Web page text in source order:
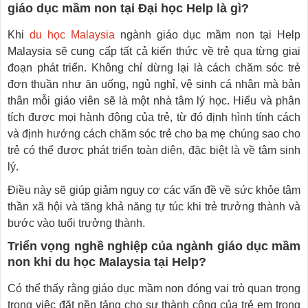
giáo dục mầm non tại Đại học Help là gì?
Khi du học Malaysia ngành giáo dục mầm non tại Help
Malaysia sẽ cung cấp tất cả kiến thức về trẻ qua từng giai
đoạn phát triển. Không chỉ dừng lại là cách chăm sóc trẻ
đơn thuần như ăn uống, ngủ nghỉ, vệ sinh cá nhân mà bản
thân mỗi giáo viên sẽ là một nhà tâm lý học. Hiểu và phân
tích được mọi hành động của trẻ, từ đó định hình tính cách
và định hướng cách chăm sóc trẻ cho ba mẹ chúng sao cho
trẻ có thể được phát triển toàn diện, đặc biệt là về tâm sinh
lý.
Điều này sẽ giúp giảm nguy cơ các vấn đề về sức khỏe tâm
thần xã hội và tăng khả năng tự túc khi trẻ trưởng thành và
bước vào tuổi trưởng thành.
Triển vọng nghề nghiệp của ngành giáo dục mầm
non khi du học Malaysia tại Help?
Có thể thấy rằng giáo dục mầm non đóng vai trò quan trọng
trong việc đặt nền tảng cho sự thành công của trẻ em trong